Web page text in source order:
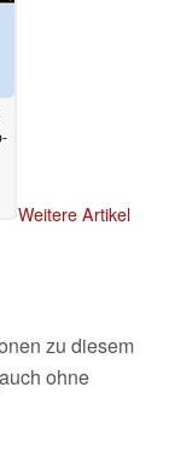
Weitere Artikel
zu diesem
ohne